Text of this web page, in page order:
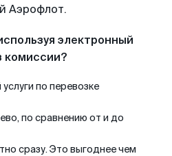
Аэрофлот.
электронный
комиссии?
по перевозке
по сравнению от и до
сразу. Это выгоднее чем